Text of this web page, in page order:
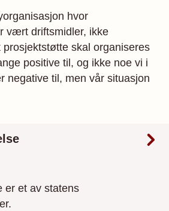
hvor
vært driftsmidler, ikke
prosjektstøtte skal organiseres
positive til, og ikke noe vi i
negative til, men vår situasjon
er et av statens